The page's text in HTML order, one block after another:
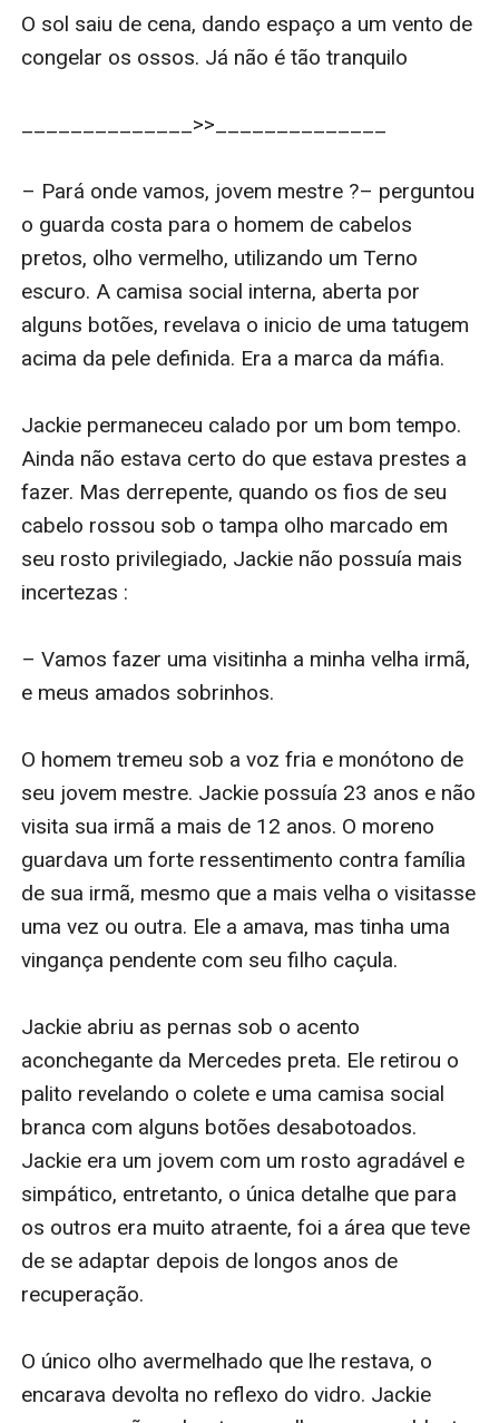
O sol saiu de cena, dando espaço a um vento de
congelar os ossos. Já não é tão tranquilo
______________>>______________
– Pará onde vamos, jovem mestre ?– perguntou
o guarda costa para o homem de cabelos
pretos, olho vermelho, utilizando um Terno
escuro. A camisa social interna, aberta por
alguns botões, revelava o inicio de uma tatugem
acima da pele definida. Era a marca da máfia.
Jackie permaneceu calado por um bom tempo.
Ainda não estava certo do que estava prestes a
fazer. Mas derrepente, quando os fios de seu
cabelo rossou sob o tampa olho marcado em
seu rosto privilegiado, Jackie não possuía mais
incertezas :
– Vamos fazer uma visitinha a minha velha irmã,
e meus amados sobrinhos.
O homem tremeu sob a voz fria e monótono de
seu jovem mestre. Jackie possuía 23 anos e não
visita sua irmã a mais de 12 anos. O moreno
guardava um forte ressentimento contra família
de sua irmã, mesmo que a mais velha o visitasse
uma vez ou outra. Ele a amava, mas tinha uma
vingança pendente com seu filho caçula.
Jackie abriu as pernas sob o acento
aconchegante da Mercedes preta. Ele retirou o
palito revelando o colete e uma camisa social
branca com alguns botões desabotoados.
Jackie era um jovem com um rosto agradável e
simpático, entretanto, o única detalhe que para
os outros era muito atraente, foi a área que teve
de se adaptar depois de longos anos de
recuperação.
O único olho avermelhado que lhe restava, o
encarava devolta no reflexo do vidro. Jackie